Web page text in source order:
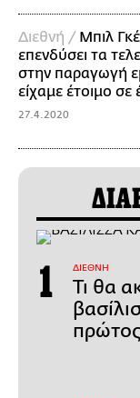
Διεθνή / Μπιλ
επενδύσει τα
στην παραγωγή
είχαμε έτοιμο σε
27.4.2020
ΔΙΕΘΝΗ
Τι θα